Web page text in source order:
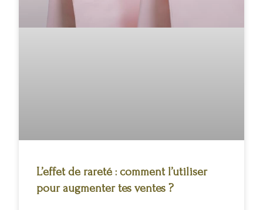
L’effet de rareté : comment l’utiliser
pour augmenter tes ventes ?